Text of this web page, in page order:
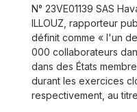
N° 23VE01139 SAS
ILLOUZ, rapporteur
définit comme « l'un
000 collaborateurs
dans des États
durant les exercices
respectivement, au